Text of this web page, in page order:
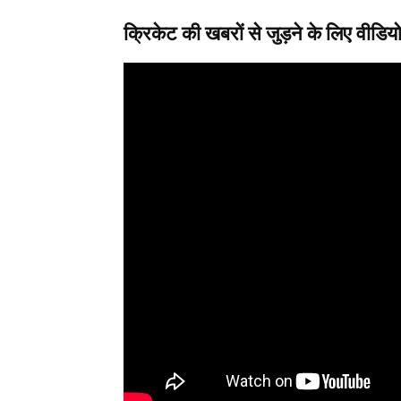
क्रिकेट की खबरों से जुड़ने के लिए